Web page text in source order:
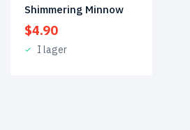
Shimmering Minnow
$4.90
I lager